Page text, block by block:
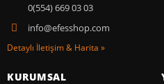
0(554) 669 03 03
info@efesshop.com
Detaylı İletişim & Harita »
KURUMSAL